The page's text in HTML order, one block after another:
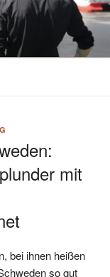
mit
bei ihnen heißen
so gut